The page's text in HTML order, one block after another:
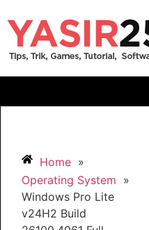
Home »
Operating System »
Windows Pro Lite
v24H2 Build